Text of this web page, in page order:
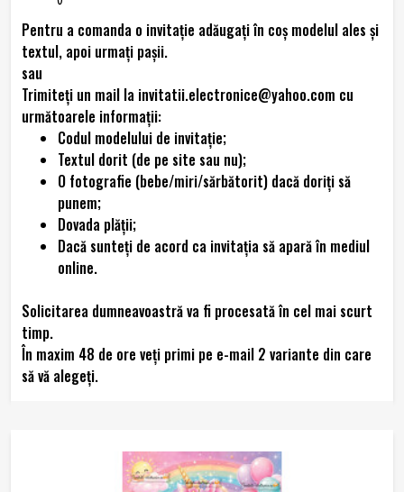
Pentru a comanda o invitație adăugați în coș modelul ales și
textul, apoi urmați pașii.
sau
Trimiteţi un mail la invitatii.electronice@yahoo.com cu
următoarele informaţii:
Codul modelului de invitaţie;
Textul dorit (de pe site sau nu);
O fotografie (bebe/miri/sărbătorit) dacă doriți să
punem;
Dovada plăţii;
Dacă sunteţi de acord ca invitaţia să apară în mediul
online.
Solicitarea dumneavoastră va fi procesată în cel mai scurt
timp.
În maxim 48 de ore veţi primi pe e-mail 2 variante din care
să vă alegeţi.